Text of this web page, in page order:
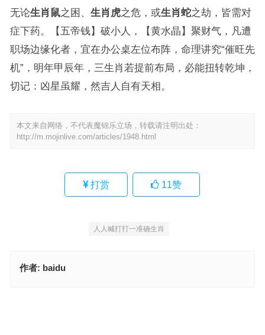
无论生肖鼠之困、 生肖虎之危，或生肖蛇之劫，皆需对
症下药。【五帝钱】破小人，【黄水晶】聚财气，凡遭
职场边缘化者，宜在办公桌左位布阵，命理讲究“催旺先
机”，明年甲辰年，三生肖若提前布局，必能扭转乾坤，
切记：凶星虽耀，然吉人自有天相。
本文来自网络，不代表魔锦乐立场，转载请注明出处：
http://m.mojinlive.com/articles/1948.html
打赏 11赞
人人喊打打一准确生肖
作者: baidu